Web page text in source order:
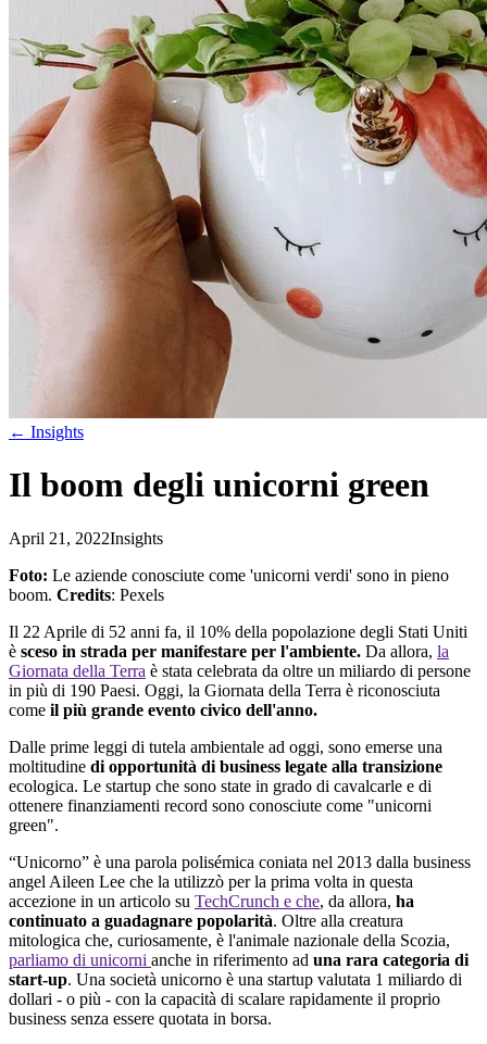
← Insights
Il boom degli unicorni green
April 21, 2022Insights
Foto: Le aziende conosciute come 'unicorni verdi' sono in pieno
boom. Credits: Pexels
Il 22 Aprile di 52 anni fa, il 10% della popolazione degli Stati Uniti
è sceso in strada per manifestare per l'ambiente. Da allora, la
Giornata della Terra è stata celebrata da oltre un miliardo di persone
in più di 190 Paesi. Oggi, la Giornata della Terra è riconosciuta
come il più grande evento civico dell'anno.
Dalle prime leggi di tutela ambientale ad oggi, sono emerse una
moltitudine di opportunità di business legate alla transizione
ecologica. Le startup che sono state in grado di cavalcarle e di
ottenere finanziamenti record sono conosciute come "unicorni
green".
“Unicorno” è una parola polisémica coniata nel 2013 dalla business
angel Aileen Lee che la utilizzò per la prima volta in questa
accezione in un articolo su TechCrunch e che, da allora, ha
continuato a guadagnare popolarità. Oltre alla creatura
mitologica che, curiosamente, è l'animale nazionale della Scozia,
parliamo di unicorni anche in riferimento ad una rara categoria di
start-up. Una società unicorno è una startup valutata 1 miliardo di
dollari - o più - con la capacità di scalare rapidamente il proprio
business senza essere quotata in borsa.